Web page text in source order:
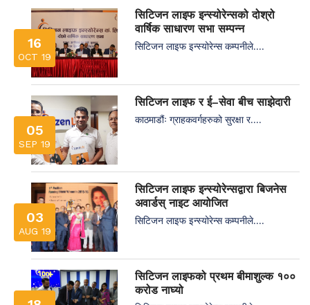
16
OCT 19
सिटिजन लाइफ इन्स्योरेन्सको दोश्रो
वार्षिक साधारण सभा सम्पन्न
सिटिजन लाइफ इन्स्योरेन्स कम्पनीले....
05
SEP 19
सिटिजन लाइफ र ई–सेवा बीच साझेदारी
काठमाडौंः ग्राहकवर्गहरुको सुरक्षा र....
03
AUG 19
सिटिजन लाइफ इन्स्योरेन्सद्वारा बिजनेस
अवार्डस् नाइट आयोजित
सिटिजन लाइफ इन्स्योरेन्स कम्पनीले....
सिटिजन लाइफको प्रथम बीमाशुल्क १००
करोड नाघ्यो